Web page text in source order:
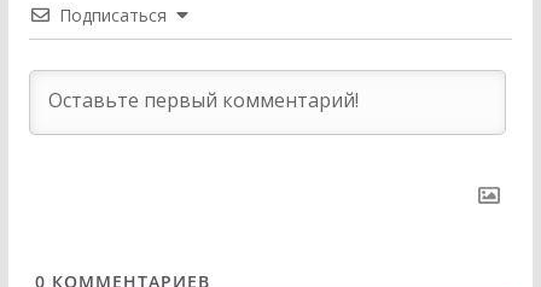
Подписаться
0 КОММЕНТАРИЕВ